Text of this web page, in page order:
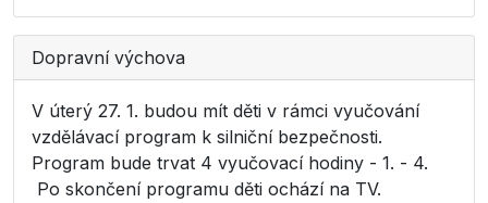
Dopravní výchova
V úterý 27. 1. budou mít děti v rámci vyučování
vzdělávací program k silniční bezpečnosti.
Program bude trvat 4 vyučovací hodiny - 1. - 4.
Po skončení programu děti ochází na TV.